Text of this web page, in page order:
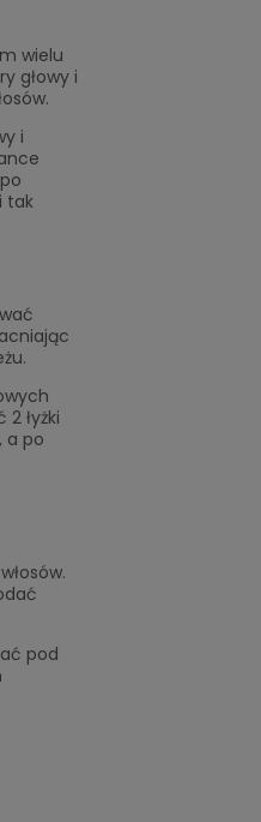
wielu
głowy i
i
tak
łyżki
a po
pod